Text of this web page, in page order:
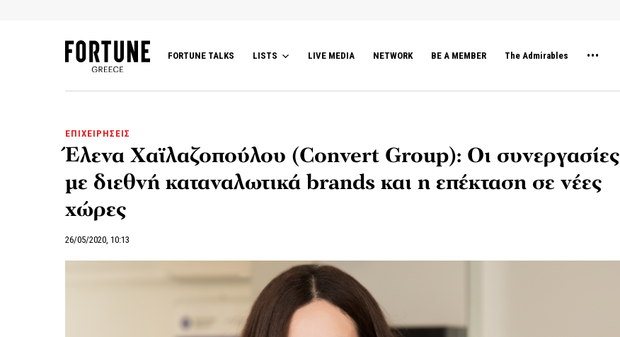
FORTUNE TALKS LISTS LIVE MEDIA NETWORK BE A MEMBER The Admirables
ΕΠΙΧΕΙΡΗΣΕΙΣ
Έλενα Χαϊλαζοπούλου (Convert Group): Οι συνεργασίες
με διεθνή καταναλωτικά brands και η επέκταση σε νέες
χώρες
26/05/2020, 10:13